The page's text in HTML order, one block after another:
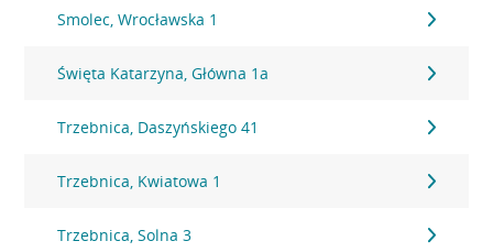
Smolec, Wrocławska 1
Święta Katarzyna, Główna 1a
Trzebnica, Daszyńskiego 41
Trzebnica, Kwiatowa 1
Trzebnica, Solna 3